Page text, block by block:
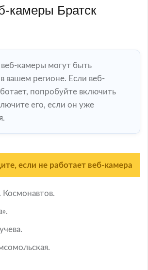
камеры Братск
камеры могут быть
вашем регионе. Если веб-
попробуйте включить
его, если он уже
если не работает веб-камера